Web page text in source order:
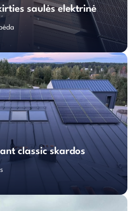
paskirties
saulės
saulės elektrinė
Saulės
elektrinė
classic skardos